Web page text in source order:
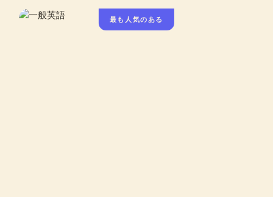
最も人気のある